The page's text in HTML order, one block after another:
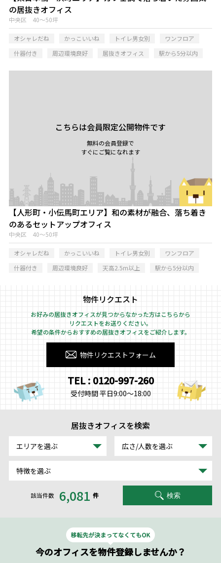
の居抜きオフィス
中央区 40～50坪
オシャレだね かっこいいね トイレ男女別
ワンフロア
什器付き
周辺環境良好 居抜きオフィス 駅から5分以内
こちらは会員限定公開物件です
無料の会員登録で
すぐにご覧になれます
【人形町・小伝馬町エリア】和の素材が融合、落ち着き
のあるセットアップオフィス
中央区 40～50坪
オシャレだね かっこいいね トイレ男女別
ワンフロア
什器付き
周辺環境良好 天高2.5m以上 駅から5分以内
物件リクエスト
お好みの居抜きオフィスが見つからなかった方はこちらから
リクエストをお送りください。
希望の条件からおすすめの居抜きオフィスをご紹介します。
物件リクエストフォーム
TEL : 0120-997-260
受付時間 平日9:00～18:00
居抜きオフィスを検索
エリアを選ぶ 広さ/人数を選ぶ
特徴を選ぶ
該当件数 6,081 件 検索
今のオフィスを物件登録しませんか？